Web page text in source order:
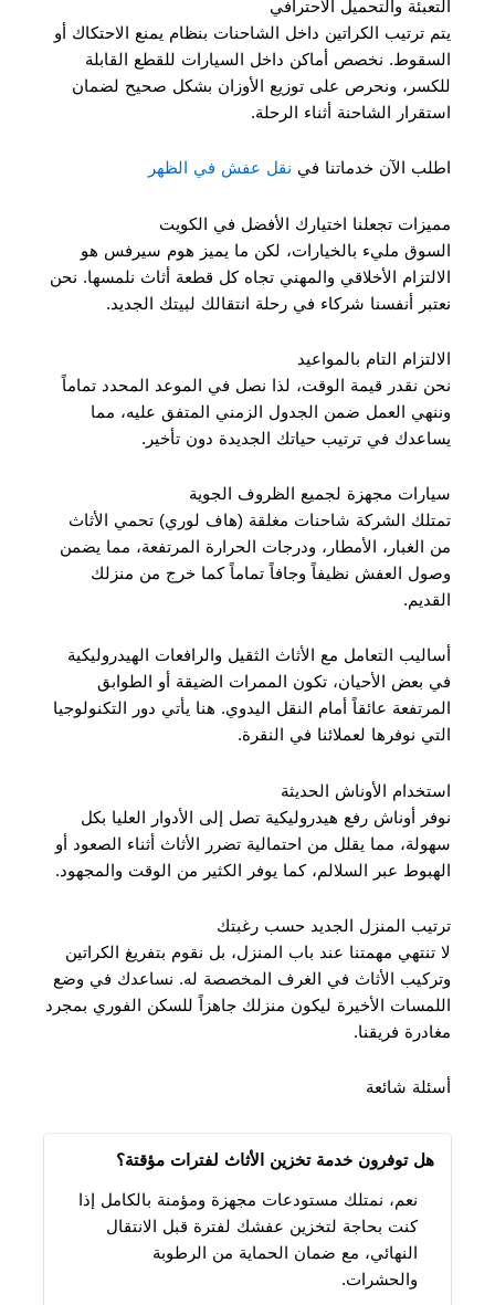
التعبئة والتحميل الاحترافي
يتم ترتيب الكراتين داخل الشاحنات بنظام يمنع الاحتكاك أو
السقوط. نخصص أماكن داخل السيارات للقطع القابلة
للكسر، ونحرص على توزيع الأوزان بشكل صحيح لضمان
استقرار الشاحنة أثناء الرحلة.
اطلب الآن خدماتنا في نقل عفش في الظهر
مميزات تجعلنا اختيارك الأفضل في الكويت
السوق مليء بالخيارات، لكن ما يميز هوم سيرفس هو
الالتزام الأخلاقي والمهني تجاه كل قطعة أثاث نلمسها. نحن
نعتبر أنفسنا شركاء في رحلة انتقالك لبيتك الجديد.
الالتزام التام بالمواعيد
نحن نقدر قيمة الوقت، لذا نصل في الموعد المحدد تماماً
وننهي العمل ضمن الجدول الزمني المتفق عليه، مما
يساعدك في ترتيب حياتك الجديدة دون تأخير.
سيارات مجهزة لجميع الظروف الجوية
تمتلك الشركة شاحنات مغلقة (هاف لوري) تحمي الأثاث
من الغبار، الأمطار، ودرجات الحرارة المرتفعة، مما يضمن
وصول العفش نظيفاً وجافاً تماماً كما خرج من منزلك
القديم.
أساليب التعامل مع الأثاث الثقيل والرافعات الهيدروليكية
في بعض الأحيان، تكون الممرات الضيقة أو الطوابق
المرتفعة عائقاً أمام النقل اليدوي. هنا يأتي دور التكنولوجيا
التي نوفرها لعملائنا في النقرة.
استخدام الأوناش الحديثة
نوفر أوناش رفع هيدروليكية تصل إلى الأدوار العليا بكل
سهولة، مما يقلل من احتمالية تضرر الأثاث أثناء الصعود أو
الهبوط عبر السلالم، كما يوفر الكثير من الوقت والمجهود.
ترتيب المنزل الجديد حسب رغبتك
لا تنتهي مهمتنا عند باب المنزل، بل نقوم بتفريغ الكراتين
وتركيب الأثاث في الغرف المخصصة له. نساعدك في وضع
اللمسات الأخيرة ليكون منزلك جاهزاً للسكن الفوري بمجرد
مغادرة فريقنا.
أسئلة شائعة
هل توفرون خدمة تخزين الأثاث لفترات مؤقتة؟
نعم، نمتلك مستودعات مجهزة ومؤمنة بالكامل إذا
كنت بحاجة لتخزين عفشك لفترة قبل الانتقال
النهائي، مع ضمان الحماية من الرطوبة
والحشرات.